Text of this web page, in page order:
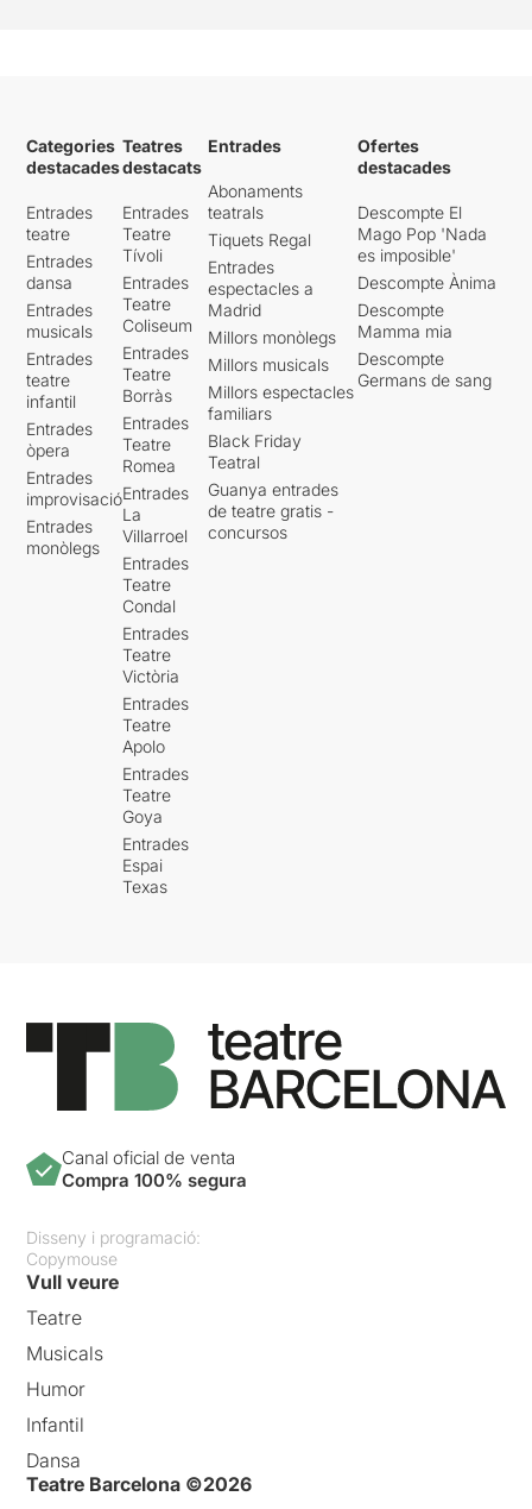
Categories
destacades
Entrades
teatre
Entrades
dansa
Entrades
musicals
Entrades
teatre
infantil
Entrades
òpera
Entrades
improvisació
Entrades
monòlegs
Teatres
destacats
Entrades
Teatre
Tívoli
Entrades
Teatre
Coliseum
Entrades
Teatre
Borràs
Entrades
Teatre
Romea
Entrades
La
Villarroel
Entrades
Teatre
Condal
Entrades
Teatre
Victòria
Entrades
Teatre
Apolo
Entrades
Teatre
Goya
Entrades
Espai
Texas
Entrades
Abonaments
teatrals
Tiquets Regal
Entrades
espectacles a
Madrid
Millors monòlegs
Millors musicals
Millors espectacles
familiars
Black Friday
Teatral
Guanya entrades
de teatre gratis -
concursos
Ofertes
destacades
Descompte El
Mago Pop 'Nada
es imposible'
Descompte Ànima
Descompte
Mamma mia
Descompte
Germans de sang
Canal oficial de venta
Compra 100% segura
Disseny i programació:
Copymouse
Vull veure
Teatre
Musicals
Humor
Infantil
Dansa
Teatre Barcelona ©2026